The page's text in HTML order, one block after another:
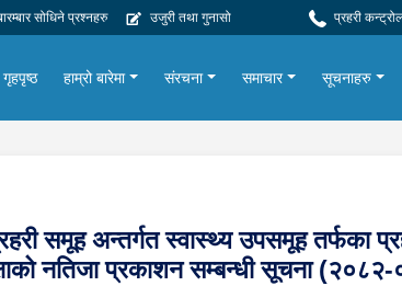
सोधिने प्रश्नहरु उजुरी तथा गुनासो प्रहरी
गृहपृष्ठ हाम्रो बारेमा संरचना समाचार सूचनाहरु
समूह अन्तर्गत स्वास्थ्य उपसमूह तर्फका
नतिजा प्रकाशन सम्बन्धी सूचना